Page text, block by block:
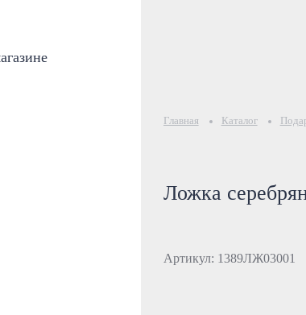
Главная Каталог
Ложка
Артикул: 1389ЛЖ03001